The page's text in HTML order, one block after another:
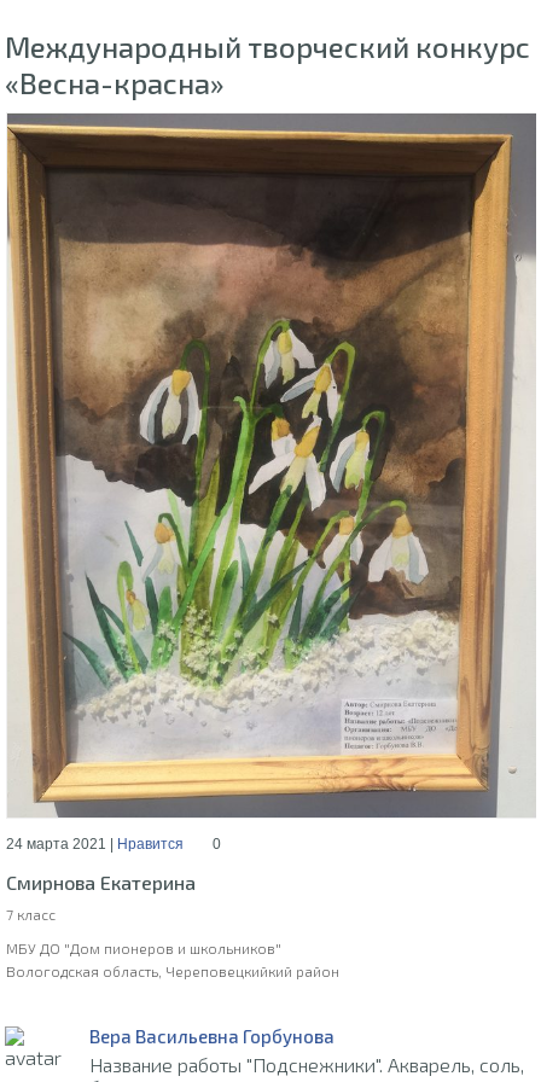
Международный творческий конкурс
«Весна-красна»
24 марта 2021 | Нравится 0
Смирнова Екатерина
7 класс
МБУ ДО "Дом пионеров и школьников"
Вологодская область, Череповецкийкий район
Вера Васильевна Горбунова
Название работы "Подснежники". Акварель, соль,